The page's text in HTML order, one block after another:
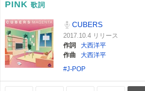
PINK 歌詞
CUBERS
2017.10.4 リリース
作詞
大西洋平
作曲
大西洋平
#J-POP